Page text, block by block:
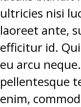
ultricies nisi
laoreet ante,
efficitur id.
eu arcu
pellentesque
enim,